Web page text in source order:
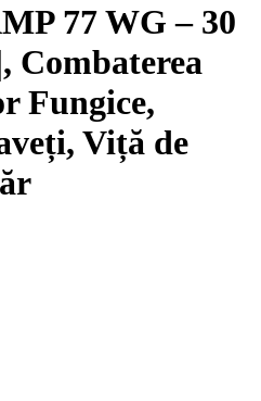
77 WG – 30
Combaterea
Fungice,
Viță de